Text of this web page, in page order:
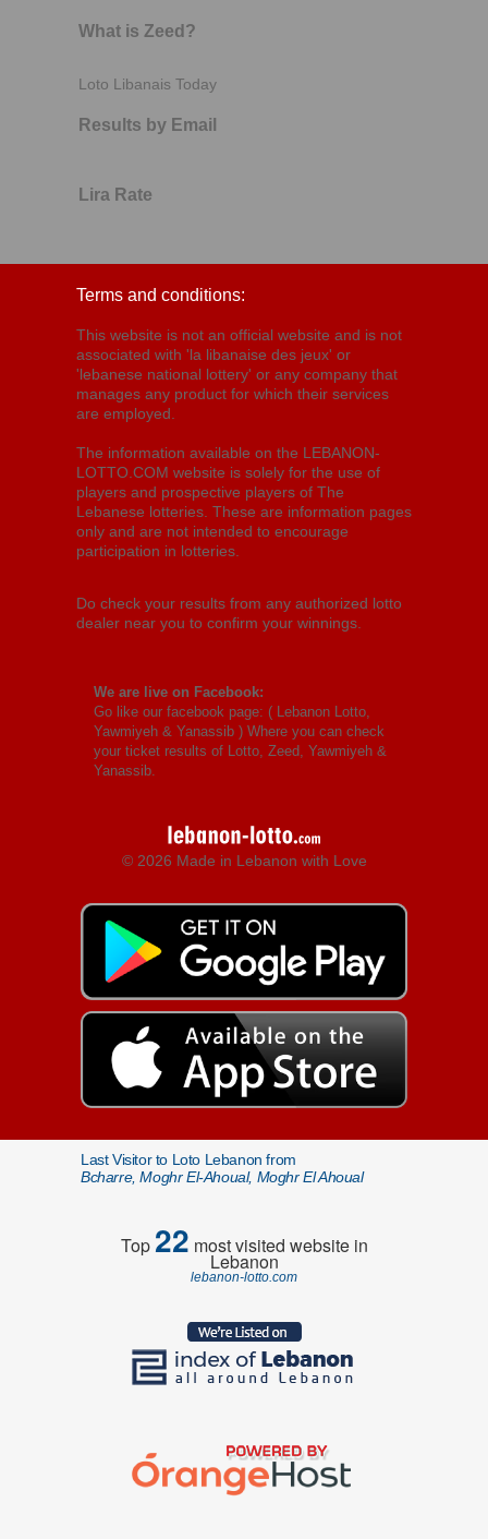
What is Zeed?
Loto Libanais Today
Results by Email
Lira Rate
Terms and conditions:
This website is not an official website and is not
associated with 'la libanaise des jeux' or
'lebanese national lottery' or any company that
manages any product for which their services
are employed.
The information available on the LEBANON-
LOTTO.COM website is solely for the use of
players and prospective players of The
Lebanese lotteries. These are information pages
only and are not intended to encourage
participation in lotteries.
Do check your results from any authorized lotto
dealer near you to confirm your winnings.
We are live on Facebook:
Go like our facebook page: ( Lebanon Lotto,
Yawmiyeh & Yanassib ) Where you can check
your ticket results of Lotto, Zeed, Yawmiyeh &
Yanassib.
© 2026 Made in Lebanon with Love
Last Visitor to Loto Lebanon from
Bcharre, Moghr El-Ahoual, Moghr El Ahoual
Top22 most visited website in
Lebanon
lebanon-lotto.com